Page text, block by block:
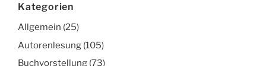
Kategorien
Allgemein (25)
Autorenlesung (105)
Buchvorstellung (73)